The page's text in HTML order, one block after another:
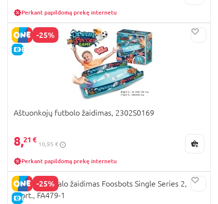
Perkant papildomą prekę internetu
-25%
E-KAINA
Aštuonkojų futbolo žaidimas, 2302S0169
8,21 €
10,95 €
Perkant papildomą prekę internetu
-25%
E-KAINA
FAT BRAIN stalo žaidimas Foosbots Single Series 2,
asort., FA479-1